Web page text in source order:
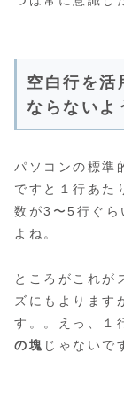
空白行を活
ならないよ
パソコンの標準
ですと１行あた
数が3〜5行ぐら
よね。
ところがこれが
ズにもよります
す。。えっ、１
の塊 じゃないで